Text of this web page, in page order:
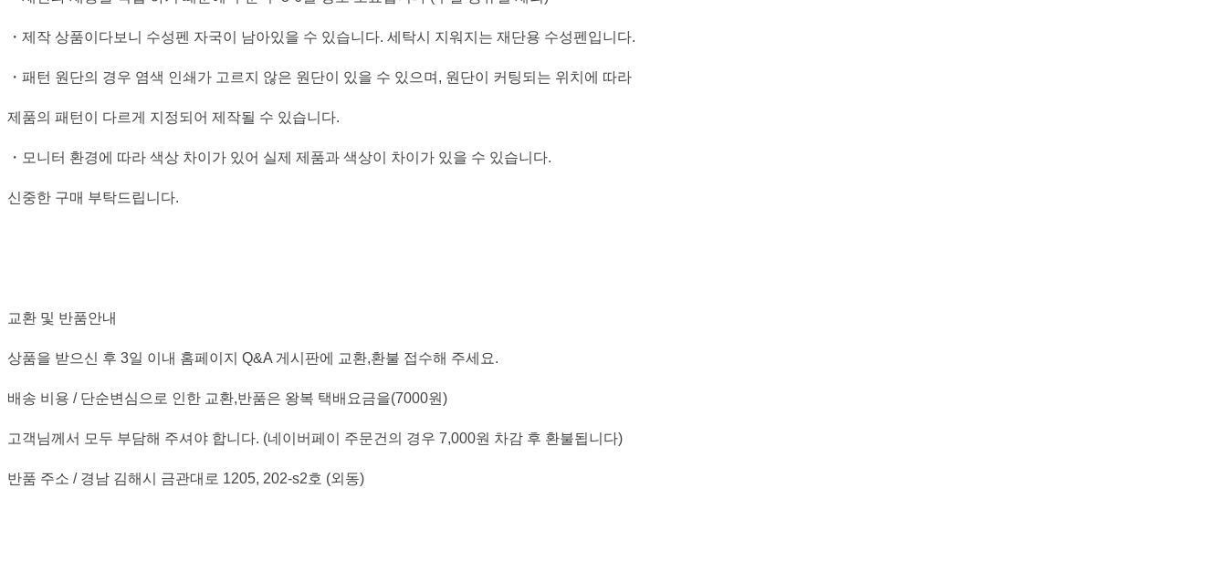
・제작 상품이다보니 수성펜 자국이 남아있을 수 있습니다. 세탁시 지워지는 재단용 수성펜입니다.
・패턴 원단의 경우 염색 인쇄가 고르지 않은 원단이 있을 수 있으며, 원단이 커팅되는 위치에 따라
제품의 패턴이 다르게 지정되어 제작될 수 있습니다.
・모니터 환경에 따라 색상 차이가 있어 실제 제품과 색상이 차이가 있을 수 있습니다.
신중한 구매 부탁드립니다.
교환 및 반품안내
상품을 받으신 후 3일 이내 홈페이지 Q&A 게시판에 교환,환불 접수해 주세요.
배송 비용 / 단순변심으로 인한 교환,반품은 왕복 택배요금을(7000원)
고객님께서 모두 부담해 주셔야 합니다. (네이버페이 주문건의 경우 7,000원 차감 후 환불됩니다)
반품 주소 / 경남 김해시 금관대로 1205, 202-s2호 (외동)